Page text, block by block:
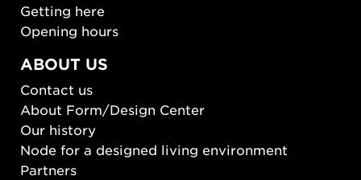
Getting here
Opening hours
ABOUT US
Contact us
About Form/Design Center
Our history
Node for a designed living environment
Partners